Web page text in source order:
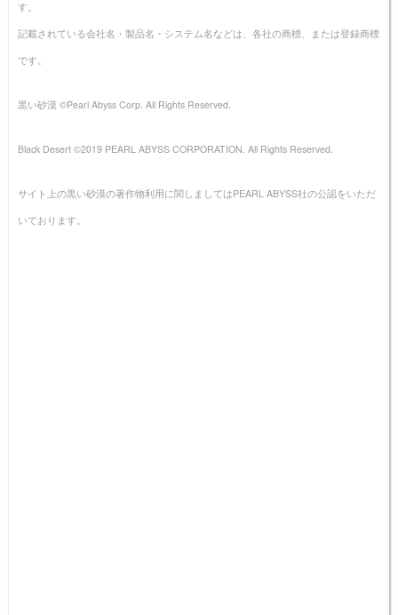
す。
記載されている会社名・製品名・システム名などは、各社の商標、または登録商標
です。
黒い砂漠 ©Pearl Abyss Corp. All Rights Reserved.
Black Desert ©2019 PEARL ABYSS CORPORATION. All Rights Reserved.
サイト上の黒い砂漠の著作物利用に関しましてはPEARL ABYSS社の公認をいただ
いております。